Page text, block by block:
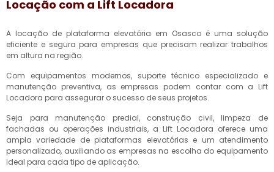
Locação com a Lift Locadora
A locação de plataforma elevatória em Osasco é uma solução
eficiente e segura para empresas que precisam realizar trabalhos
em altura na região.
Com equipamentos modernos, suporte técnico especializado e
manutenção preventiva, as empresas podem contar com a Lift
Locadora para assegurar o sucesso de seus projetos.
Seja para manutenção predial, construção civil, limpeza de
fachadas ou operações industriais, a Lift Locadora oferece uma
ampla variedade de plataformas elevatórias e um atendimento
personalizado, auxiliando as empresas na escolha do equipamento
ideal para cada tipo de aplicação.